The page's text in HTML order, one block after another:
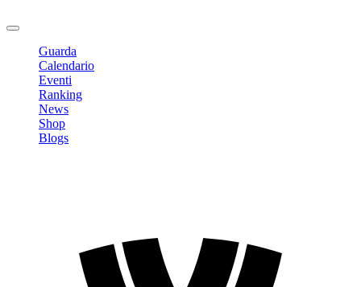
Guarda
Calendario
Eventi
Ranking
News
Shop
Blogs